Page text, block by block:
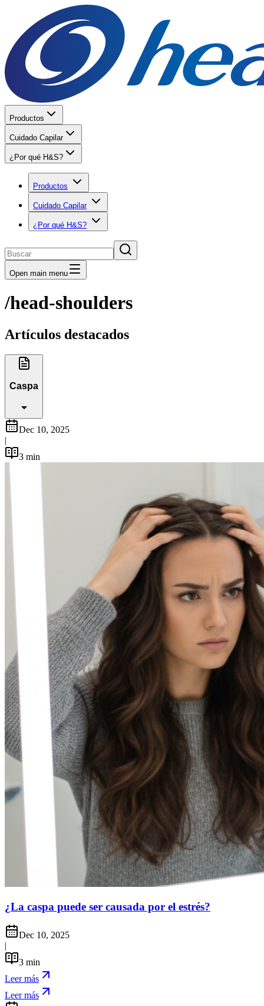
Productos
Cuidado Capilar
¿Por qué H&S?
Productos
Cuidado Capilar
¿Por qué H&S?
Open main menu
/head-shoulders
Artículos destacados
Caspa
Dec 10, 2025
|
3 min
¿La caspa puede ser causada por el estrés?
Dec 10, 2025
|
3 min
Leer más
Leer más